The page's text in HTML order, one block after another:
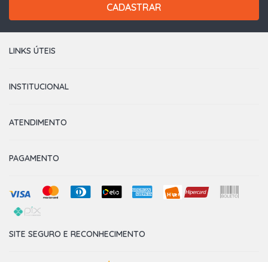
CADASTRAR
LINKS ÚTEIS
INSTITUCIONAL
ATENDIMENTO
PAGAMENTO
SITE SEGURO E RECONHECIMENTO